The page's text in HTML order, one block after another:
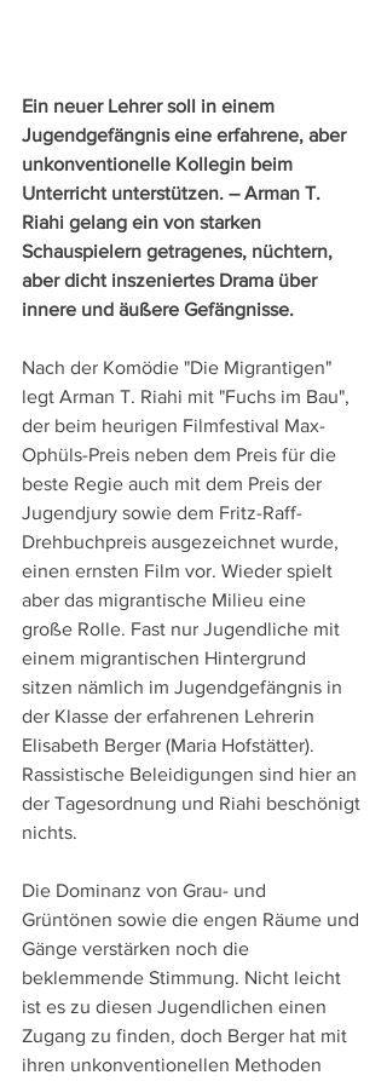
Ein neuer Lehrer soll in einem
Jugendgefängnis eine erfahrene, aber
unkonventionelle Kollegin beim
Unterricht unterstützen. – Arman T.
Riahi gelang ein von starken
Schauspielern getragenes, nüchtern,
aber dicht inszeniertes Drama über
innere und äußere Gefängnisse.
Nach der Komödie "Die Migrantigen"
legt Arman T. Riahi mit "Fuchs im Bau",
der beim heurigen Filmfestival Max-
Ophüls-Preis neben dem Preis für die
beste Regie auch mit dem Preis der
Jugendjury sowie dem Fritz-Raff-
Drehbuchpreis ausgezeichnet wurde,
einen ernsten Film vor. Wieder spielt
aber das migrantische Milieu eine
große Rolle. Fast nur Jugendliche mit
einem migrantischen Hintergrund
sitzen nämlich im Jugendgefängnis in
der Klasse der erfahrenen Lehrerin
Elisabeth Berger (Maria Hofstätter).
Rassistische Beleidigungen sind hier an
der Tagesordnung und Riahi beschönigt
nichts.
Die Dominanz von Grau- und
Grüntönen sowie die engen Räume und
Gänge verstärken noch die
beklemmende Stimmung. Nicht leicht
ist es zu diesen Jugendlichen einen
Zugang zu finden, doch Berger hat mit
ihren unkonventionellen Methoden